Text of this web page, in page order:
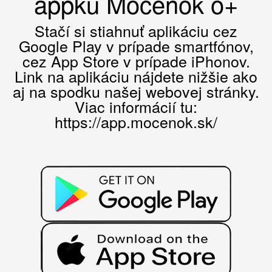
Stačí si stiahnuť aplikáciu cez
Google Play v prípade smartfónov,
cez App Store v prípade iPhonov.
Link na aplikáciu nájdete nižšie ako
aj na spodku našej webovej stránky.
Viac informácií tu:
https://app.mocenok.sk/